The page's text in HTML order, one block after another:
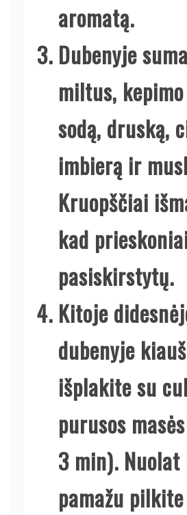
aromatą.
Dubenyje
miltus,
sodą, druską,
imbierą ir
Kruopščiai
kad
pasiskirstytų.
Kitoje
dubenyje
išplakite su
purusos
3 min).
pamažu